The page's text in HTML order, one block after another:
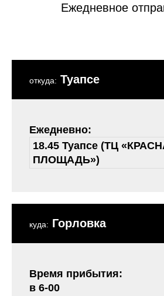
Ежедневное
откуда: Туапсе
Ежедневно:
18.45 Туапсе (ТЦ
ПЛОЩАДЬ»)
куда: Горловка
Время прибытия:
в 6-00